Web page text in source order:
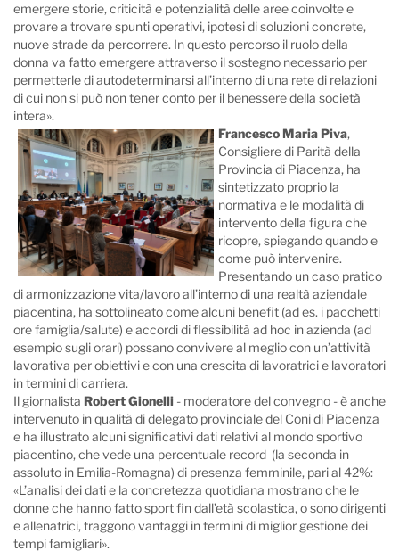
emergere storie, criticità e potenzialità delle aree coinvolte e
provare a trovare spunti operativi, ipotesi di soluzioni concrete,
nuove strade da percorrere. In questo percorso il ruolo della
donna va fatto emergere attraverso il sostegno necessario per
permetterle di autodeterminarsi all’interno di una rete di relazioni
di cui non si può non tener conto per il benessere della società
intera».
Francesco Maria Piva,
Consigliere di Parità della
Provincia di Piacenza, ha
sintetizzato proprio la
normativa e le modalità di
intervento della figura che
ricopre, spiegando quando e
come può intervenire.
Presentando un caso pratico
di armonizzazione vita/lavoro all’interno di una realtà aziendale
piacentina, ha sottolineato come alcuni benefit (ad es. i pacchetti
ore famiglia/salute) e accordi di flessibilità ad hoc in azienda (ad
esempio sugli orari) possano convivere al meglio con un’attività
lavorativa per obiettivi e con una crescita di lavoratrici e lavoratori
in termini di carriera.
Il giornalista Robert Gionelli - moderatore del convegno - è anche
intervenuto in qualità di delegato provinciale del Coni di Piacenza
e ha illustrato alcuni significativi dati relativi al mondo sportivo
piacentino, che vede una percentuale record (la seconda in
assoluto in Emilia-Romagna) di presenza femminile, pari al 42%:
«L’analisi dei dati e la concretezza quotidiana mostrano che le
donne che hanno fatto sport fin dall’età scolastica, o sono dirigenti
e allenatrici, traggono vantaggi in termini di miglior gestione dei
tempi famigliari».